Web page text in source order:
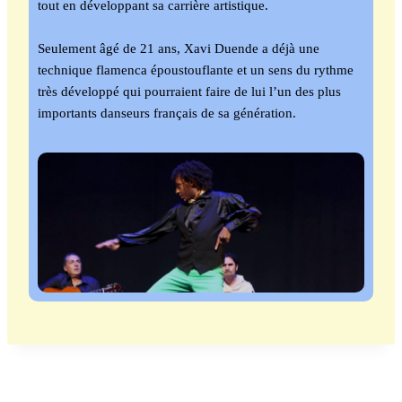
tout en développant sa carrière artistique.
Seulement âgé de 21 ans, Xavi Duende a déjà une
technique flamenca époustouflante et un sens du rythme
très développé qui pourraient faire de lui l’un des plus
importants danseurs français de sa génération.